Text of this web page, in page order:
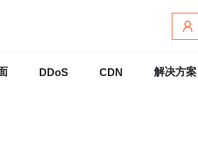
DDoS CDN 解决方案